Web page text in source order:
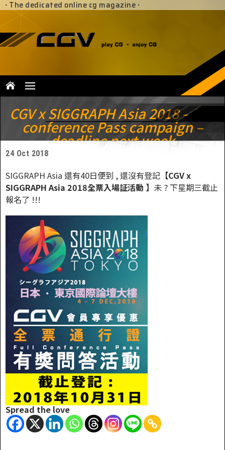
· The dedicated online cg magazine ·
CGV x SIGGRAPH Asia 2018 – Full
conference Pass campaign –
deadline next week
24 Oct 2018
SIGGRAPH Asia 還有40日便到 , 還沒有登記 【CGV x
SIGGRAPH Asia 2018全票入場証活動 】 未 ? 下星期三截止
報名了 !!!
Spread the love